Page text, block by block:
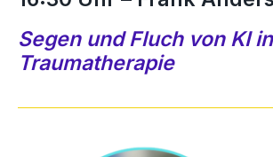
Segen und Fluch von KI
Traumatherapie